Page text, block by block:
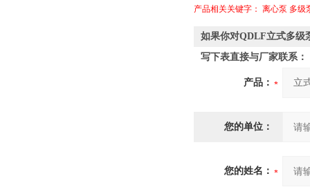
产品相关关键字： 离心泵 多级
如果你对QDLF立式多级
写下表直接与厂家联系：
产品：
您的单位：
您的姓名：